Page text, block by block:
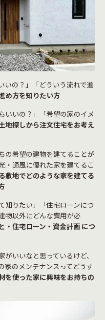
の？」「どういう流れで進
め方を知りたい方
いの？」「希望の家のイメ
地探しから注文住宅をお考え
の希望の建物を建てることが
・通風に優れた家を建てるこ
敷地でどのような家を建てる
りたい」「住宅ローンにつ
物以外にどんな費用が必
・住宅ローン・資金計画 につ
いいなと思っているけど、
家のメンテナンスってどうす
を使った家に興味をお持ちの